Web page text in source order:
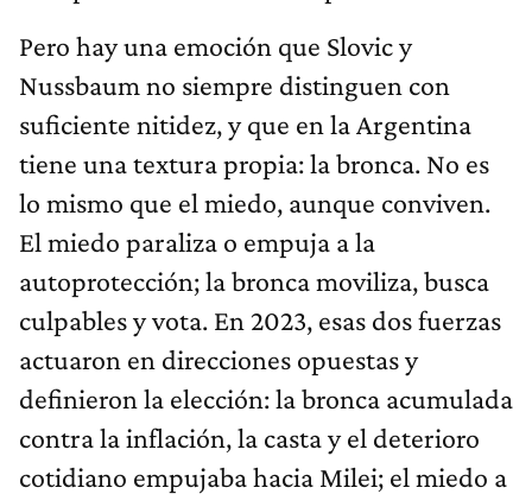
Pero hay una emoción que Slovic y
Nussbaum no siempre distinguen con
suficiente nitidez, y que en la Argentina
tiene una textura propia: la bronca. No es
lo mismo que el miedo, aunque conviven.
El miedo paraliza o empuja a la
autoprotección; la bronca moviliza, busca
culpables y vota. En 2023, esas dos fuerzas
actuaron en direcciones opuestas y
definieron la elección: la bronca acumulada
contra la inflación, la casta y el deterioro
cotidiano empujaba hacia Milei; el miedo a